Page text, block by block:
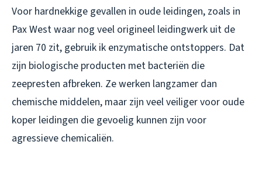
Voor hardnekkige gevallen in oude leidingen, zoals in
Pax West waar nog veel origineel leidingwerk uit de
jaren 70 zit, gebruik ik enzymatische ontstoppers. Dat
zijn biologische producten met bacteriën die
zeepresten afbreken. Ze werken langzamer dan
chemische middelen, maar zijn veel veiliger voor oude
koper leidingen die gevoelig kunnen zijn voor
agressieve chemicaliën.